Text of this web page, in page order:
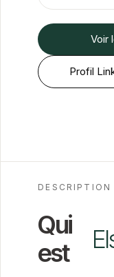
Voir
Profil
DESCRIPTION
Qui
est